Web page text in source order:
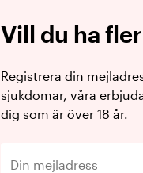
Vill du ha
Registrera din
sjukdomar, våra
dig som är över 18 år.